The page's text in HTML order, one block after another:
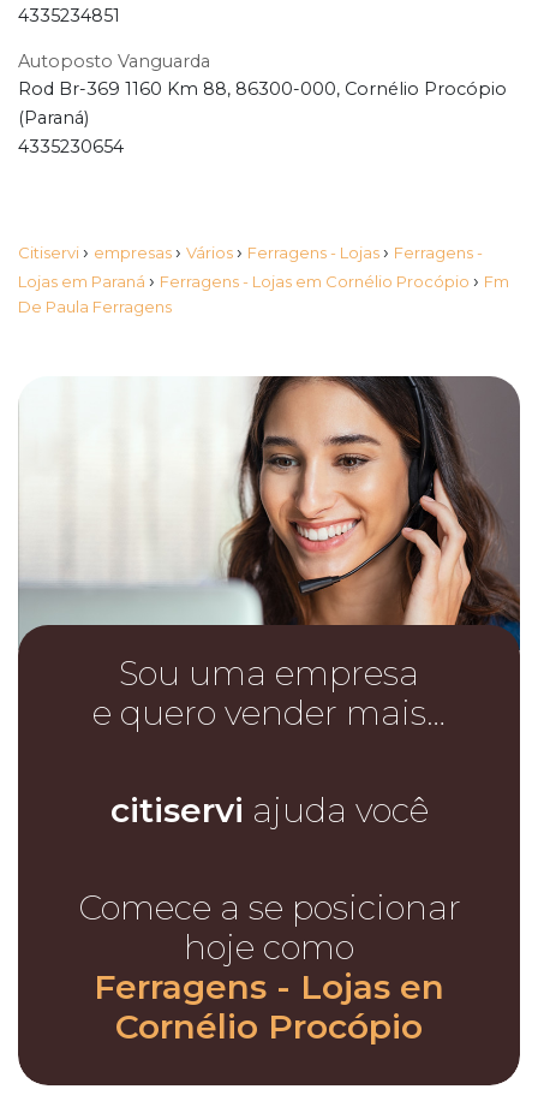
4335234851
Autoposto Vanguarda
Rod Br-369 1160 Km 88, 86300-000, Cornélio Procópio
(Paraná)
4335230654
Citiservi › empresas › Vários › Ferragens - Lojas › Ferragens -
Lojas em Paraná › Ferragens - Lojas em Cornélio Procópio › Fm
De Paula Ferragens
Sou uma empresa
e quero vender mais…
citiservi ajuda você
Comece a se posicionar
hoje como
Ferragens - Lojas en
Cornélio Procópio